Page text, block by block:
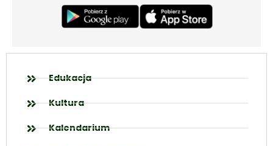
Edukacja
Kultura
Kalendarium